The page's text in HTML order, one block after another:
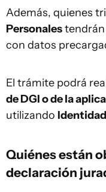
Además, quienes
Personalestendrán
con datos
El trámite podrá
de DGI o de la
utilizando
Quiénes están
declaración